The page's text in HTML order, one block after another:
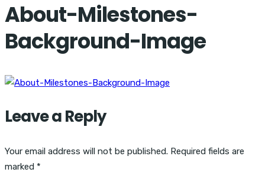
About-Milestones-
Background-Image
Leave a Reply
Your email address will not be published. Required fields are
marked *